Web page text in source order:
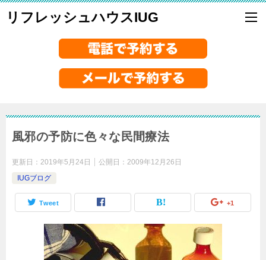
リフレッシュハウスIUG
風邪の予防に色々な民間療法
更新日： 2019年5月24日 公開日： 2009年12月26日
IUGブログ
Tweet +1